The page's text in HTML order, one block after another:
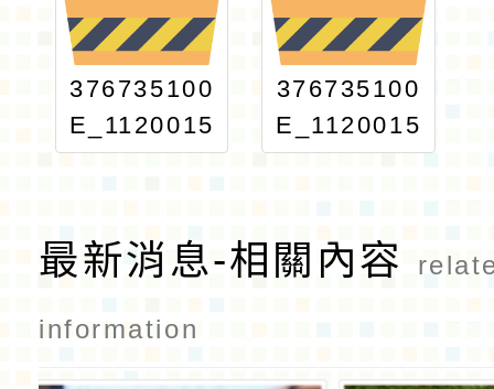
376735100
E_1120015
366_ATTA
376735100
E_1120015
366_print
最新消息-相關內容
information